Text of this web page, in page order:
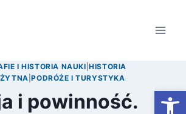
I HISTORIA NAUKI |HISTORIA
|PODRÓŻE I TURYSTYKA
i powinność.